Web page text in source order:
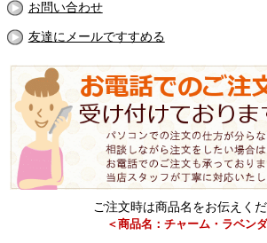
お問い合わせ
友達にメールですすめる
ご注文時は商品名をお伝えくだ
＜商品名：チャーム・ラベン